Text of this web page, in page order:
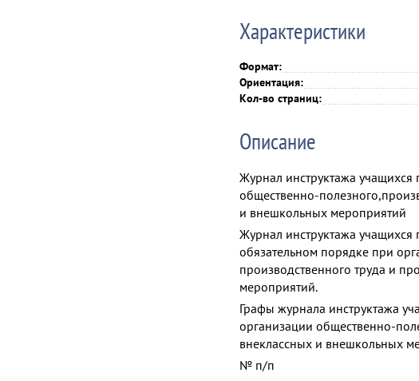
Характеристики
Формат:
Ориентация:
Кол-во страниц:
Описание
Журнал инструктажа учащихся
общественно-
и внешкольных мероприятий
Журнал инструктажа учащихся
обязательном порядке при
производственного труда и
мероприятий.
Графы журнала инструктажа
организации общественно-
внеклассных и внешкольных
№ п/п